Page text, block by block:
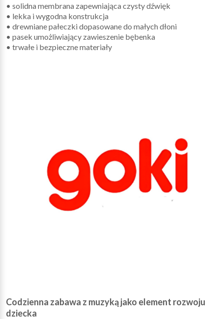
• solidna membrana zapewniająca czysty dźwięk
• lekka i wygodna konstrukcja
• drewniane pałeczki dopasowane do małych dłoni
• pasek umożliwiający zawieszenie bębenka
• trwałe i bezpieczne materiały
Codzienna zabawa z muzyką jako element rozwoju
dziecka